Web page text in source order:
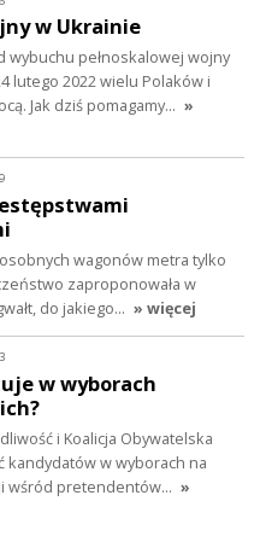
w Ukrainie
wybuchu pełnoskalowej wojny
lutego 2022 wielu Polaków i
Jak dziś pomagamy… »
wagonów metra tylko
zaproponowała w
do jakiego… » więcej
w wyborach
i Koalicja Obywatelska
kandydatów w wyborach na
wśród pretendentów… »